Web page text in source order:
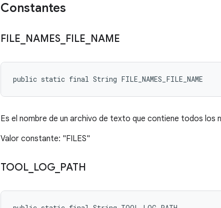
Constantes
FILE NAMES FILE NAME
public static final String FILE_NAMES_FILE_NAME
Es el nombre de un archivo de texto que contiene todos los
Valor constante: "FILES"
TOOL LOG PATH